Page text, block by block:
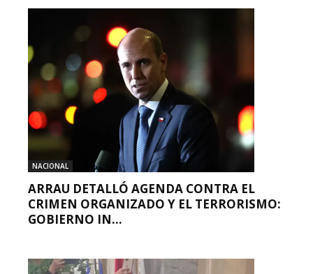
NACIONAL
ARRAU DETALLÓ AGENDA CONTRA EL
CRIMEN ORGANIZADO Y EL TERRORISMO:
GOBIERNO IN...